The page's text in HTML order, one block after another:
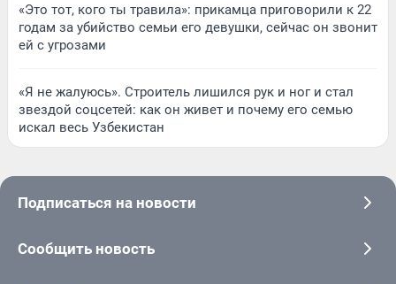
«Это тот, кого ты травила»: прикамца приговорили к 22
годам за убийство семьи его девушки, сейчас он звонит
ей с угрозами
«Я не жалуюсь». Строитель лишился рук и ног и стал
звездой соцсетей: как он живет и почему его семью
искал весь Узбекистан
Подписаться на новости
Сообщить новость